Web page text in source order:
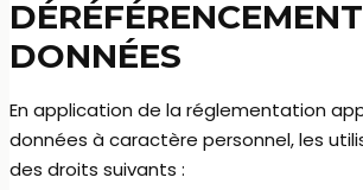
DONNÉES
En application de la réglementation
données à caractère personnel, les
des droits suivants :